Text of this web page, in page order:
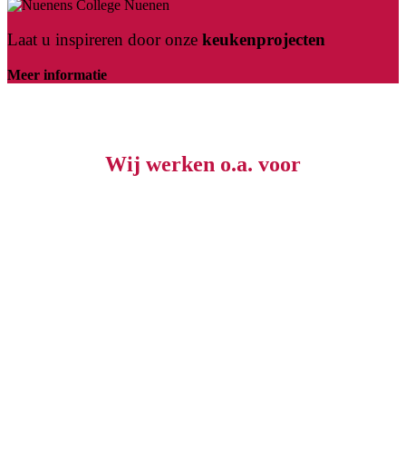
Laat u inspireren door onze keukenprojecten
Meer informatie
Wij werken o.a. voor